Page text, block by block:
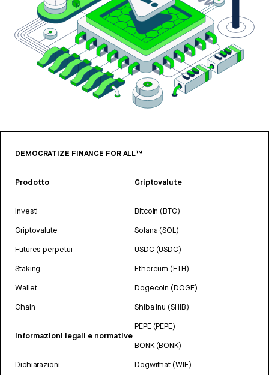
DEMOCRATIZE FINANCE FOR ALL™
Prodotto
Investi
Criptovalute
Futures perpetui
Staking
Wallet
Chain
Informazioni legali e normative
Dichiarazioni
Criptovalute
Bitcoin (BTC)
Solana (SOL)
USDC (USDC)
Ethereum (ETH)
Dogecoin (DOGE)
Shiba Inu (SHIB)
PEPE (PEPE)
BONK (BONK)
Dogwifhat (WIF)